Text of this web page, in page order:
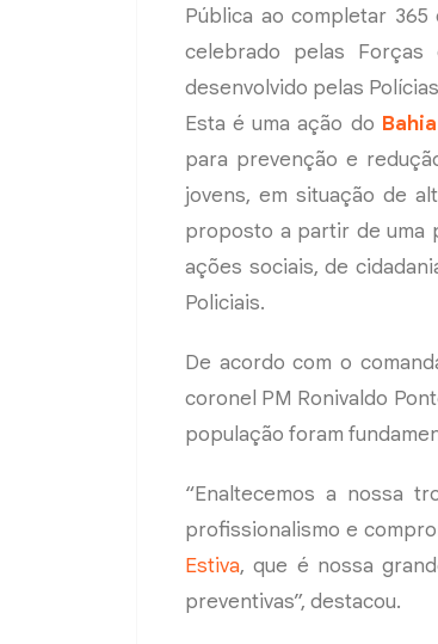
Pública ao completar
celebrado pelas
desenvolvido pelas
Esta é uma ação do Bahia
para prevenção e
jovens, em situação de
proposto a partir de uma
ações sociais, de
Policiais.
De acordo com o
coronel PM Ronivaldo
população foram
“Enaltecemos a nossa
profissionalismo e
Estiva, que é nossa
preventivas”, destacou.